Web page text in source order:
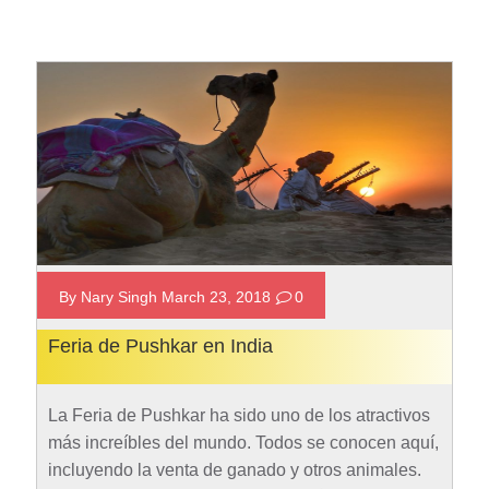
By Nary Singh March 23, 2018 0
Feria de Pushkar en India
La Feria de Pushkar ha sido uno de los atractivos
más increíbles del mundo. Todos se conocen aquí,
incluyendo la venta de ganado y otros animales.